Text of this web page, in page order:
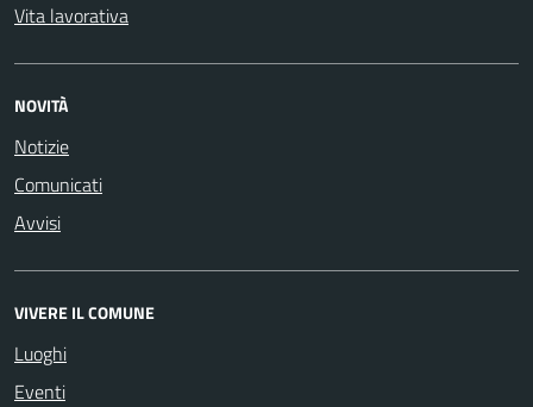
Vita lavorativa
NOVITÀ
Notizie
Comunicati
Avvisi
VIVERE IL COMUNE
Luoghi
Eventi